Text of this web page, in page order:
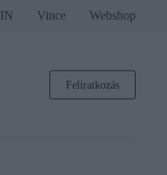
IN Vince Webshop
Feliratkozás